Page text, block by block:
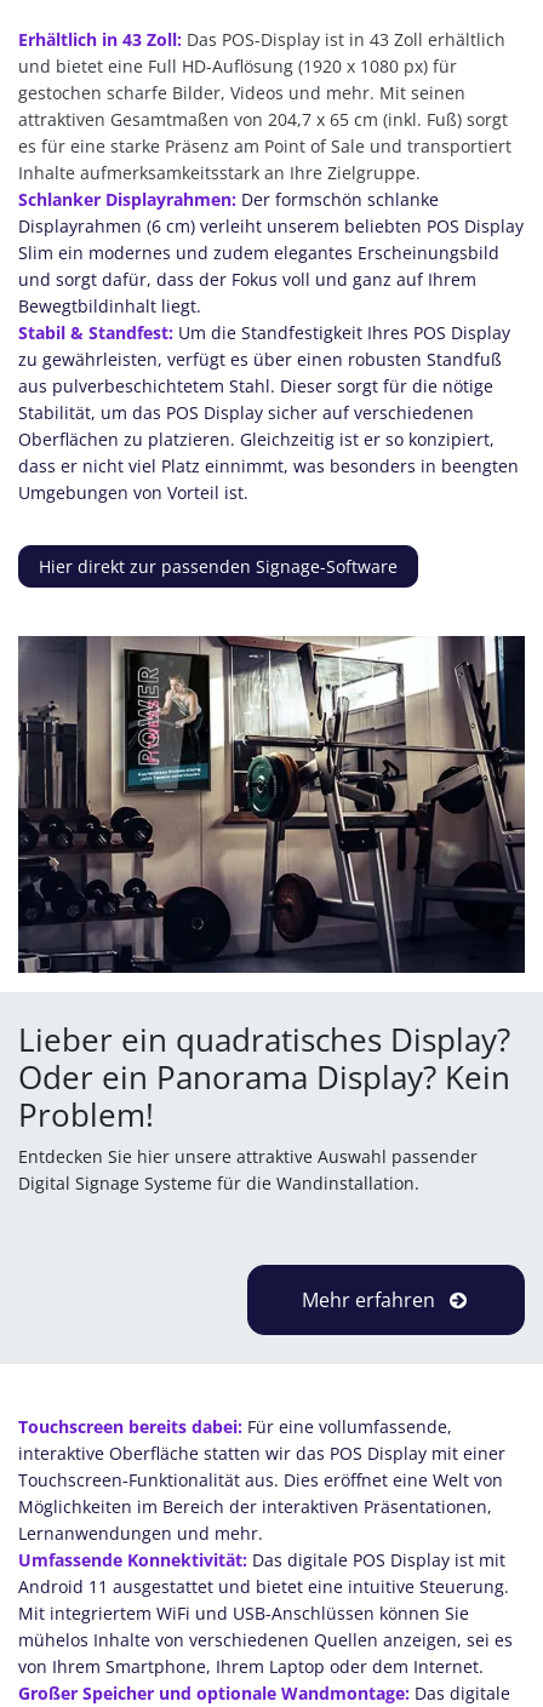
Erhältlich in 43 Zoll: Das POS-Display ist in 43 Zoll erhältlich
und bietet eine Full HD-Auflösung (1920 x 1080 px) für
gestochen scharfe Bilder, Videos und mehr. Mit seinen
attraktiven Gesamtmaßen von 204,7 x 65 cm (inkl. Fuß) sorgt
es für eine starke Präsenz am Point of Sale und transportiert
Inhalte aufmerksamkeitsstark an Ihre Zielgruppe.
Schlanker Displayrahmen: Der formschön schlanke
Displayrahmen (6 cm) verleiht unserem beliebten POS Display
Slim ein modernes und zudem elegantes Erscheinungsbild
und sorgt dafür, dass der Fokus voll und ganz auf Ihrem
Bewegtbildinhalt liegt.
Stabil & Standfest: Um die Standfestigkeit Ihres POS Display
zu gewährleisten, verfügt es über einen robusten Standfuß
aus pulverbeschichtetem Stahl. Dieser sorgt für die nötige
Stabilität, um das POS Display sicher auf verschiedenen
Oberflächen zu platzieren. Gleichzeitig ist er so konzipiert,
dass er nicht viel Platz einnimmt, was besonders in beengten
Umgebungen von Vorteil ist.
Hier direkt zur passenden Signage-Software
Lieber ein quadratisches Display?
Oder ein Panorama Display? Kein
Problem!
Entdecken Sie hier unsere attraktive Auswahl passender
Digital Signage Systeme für die Wandinstallation.
Mehr erfahren
Touchscreen bereits dabei: Für eine vollumfassende,
interaktive Oberfläche statten wir das POS Display mit einer
Touchscreen-Funktionalität aus. Dies eröffnet eine Welt von
Möglichkeiten im Bereich der interaktiven Präsentationen,
Lernanwendungen und mehr.
Umfassende Konnektivität: Das digitale POS Display ist mit
Android 11 ausgestattet und bietet eine intuitive Steuerung.
Mit integriertem WiFi und USB-Anschlüssen können Sie
mühelos Inhalte von verschiedenen Quellen anzeigen, sei es
von Ihrem Smartphone, Ihrem Laptop oder dem Internet.
Großer Speicher und optionale Wandmontage: Das digitale